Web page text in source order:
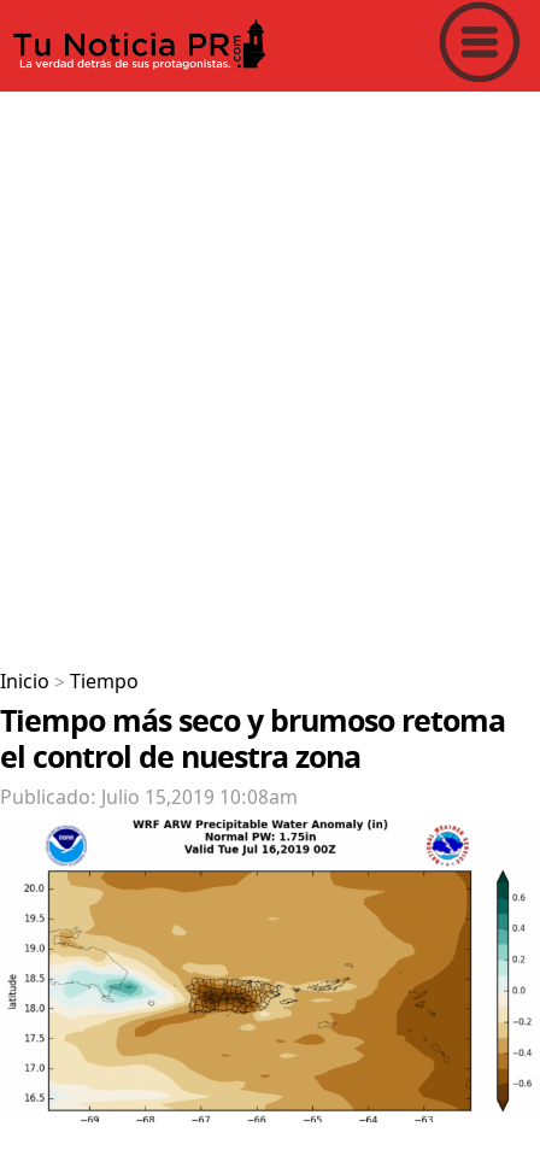
Inicio > Tiempo
Tiempo más seco y brumoso retoma
el control de nuestra zona
Publicado: Julio 15,2019 10:08am